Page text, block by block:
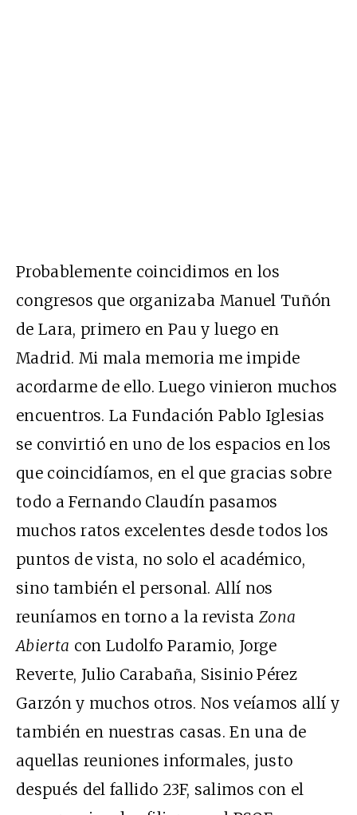
Probablemente coincidimos en los
congresos que organizaba Manuel Tuñón
de Lara, primero en Pau y luego en
Madrid. Mi mala memoria me impide
acordarme de ello. Luego vinieron muchos
encuentros. La Fundación Pablo Iglesias
se convirtió en uno de los espacios en los
que coincidíamos, en el que gracias sobre
todo a Fernando Claudín pasamos
muchos ratos excelentes desde todos los
puntos de vista, no solo el académico,
sino también el personal. Allí nos
reuníamos en torno a la revista Zona
Abierta con Ludolfo Paramio, Jorge
Reverte, Julio Carabaña, Sisinio Pérez
Garzón y muchos otros. Nos veíamos allí y
también en nuestras casas. En una de
aquellas reuniones informales, justo
después del fallido 23F, salimos con el